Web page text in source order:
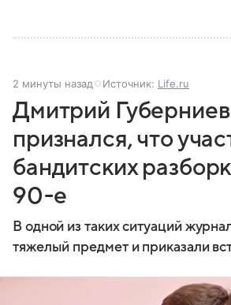
2 минуты назад Источник: Life.ru
Дмитрий Губерниев
признался, что
бандитских
90-е
В одной из таких ситуаций
тяжелый предмет и приказали